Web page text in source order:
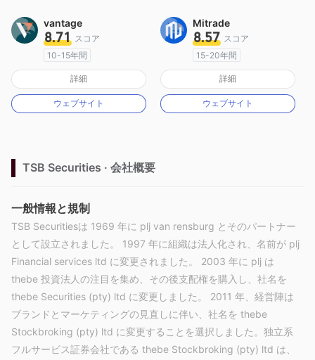
vantage
8.71 スコア
10-15年間
オーストラリア規制
マーケットメイキングライセンス（MM）
MT4フルライセンス
詳細
ウェブサイト
Mitrade
8.57 スコア
15-20年間
オーストラリア規制
マーケットメイキングライセンス（MM）
自社開発
詳細
ウェブサイト
TSB Securities · 会社概要
一般情報と規制
TSB Securitiesは 1969 年に plj van rensburg とそのパートナー
として設立されました。 1997 年に組織は法人化され、名前が plj
Financial services ltd に変更されました。 2003 年に plj は
thebe 投資法人の注目を集め、その後支配権を購入し、社名を
thebe Securities (pty) ltd に変更しました。 2011 年、経営陣は
ブランドとマーケティングの見直しに伴い、社名を thebe
Stockbroking (pty) ltd に変更することを選択しました。独立系
フルサービス証券会社である thebe Stockbroking (pty) ltd は、